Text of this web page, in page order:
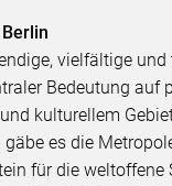
Berlin
vielfältige
Bedeutung auf
kulturellem
es die
für die weltoffene